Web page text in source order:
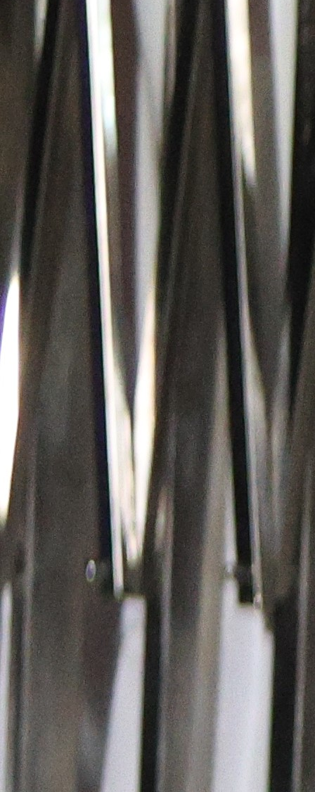
IGRA U ŽIVOTNOJ FORMI
Mediji u Italiji, tačnije ugledni Claciomercato,
vijesti koja kazuje da se bh. internacionalac
Čajić nalazi na meti talijanske Genoe koja ga
ljeto vidjeti u svojim redovima.
Bivši mladi reprezentativac Bosne i Hercegovine
životnoj formi u dresu Istanbulspora upisavši
sezone devet golova i jednu asistenciju što ga je
na radar brojnih evropskih momčadi.
Osim pomenutog kluba iz Italije spominju se
Royal Antwerp, Feyenoord.
27-godišnji Čajić uskoro bi trebao donijeti
svojoj fudbalskoj budućnosti...